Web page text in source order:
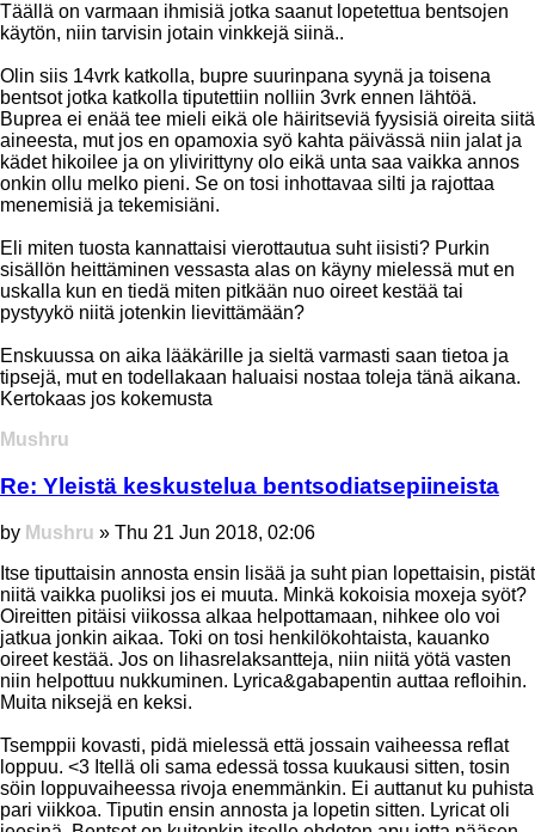
Täällä on varmaan ihmisiä jotka saanut lopetettua bentsojen
käytön, niin tarvisin jotain vinkkejä siinä..
Olin siis 14vrk katkolla, bupre suurinpana syynä ja toisena
bentsot jotka katkolla tiputettiin nolliin 3vrk ennen lähtöä.
Buprea ei enää tee mieli eikä ole häiritseviä fyysisiä oireita siitä
aineesta, mut jos en opamoxia syö kahta päivässä niin jalat ja
kädet hikoilee ja on ylivirittyny olo eikä unta saa vaikka annos
onkin ollu melko pieni. Se on tosi inhottavaa silti ja rajottaa
menemisiä ja tekemisiäni.
Eli miten tuosta kannattaisi vierottautua suht iisisti? Purkin
sisällön heittäminen vessasta alas on käyny mielessä mut en
uskalla kun en tiedä miten pitkään nuo oireet kestää tai
pystyykö niitä jotenkin lievittämään?
Enskuussa on aika lääkärille ja sieltä varmasti saan tietoa ja
tipsejä, mut en todellakaan haluaisi nostaa toleja tänä aikana.
Kertokaas jos kokemusta
Mushru
Re: Yleistä keskustelua bentsodiatsepiineista
Post
by Mushru » Thu 21 Jun 2018, 02:06
Itse tiputtaisin annosta ensin lisää ja suht pian lopettaisin, pistät
niitä vaikka puoliksi jos ei muuta. Minkä kokoisia moxeja syöt?
Oireitten pitäisi viikossa alkaa helpottamaan, nihkee olo voi
jatkua jonkin aikaa. Toki on tosi henkilökohtaista, kauanko
oireet kestää. Jos on lihasrelaksantteja, niin niitä yötä vasten
niin helpottuu nukkuminen. Lyrica&gabapentin auttaa refloihin.
Muita niksejä en keksi.
Tsemppii kovasti, pidä mielessä että jossain vaiheessa reflat
loppuu. <3 Itellä oli sama edessä tossa kuukausi sitten, tosin
söin loppuvaiheessa rivoja enemmänkin. Ei auttanut ku puhista
pari viikkoa. Tiputin ensin annosta ja lopetin sitten. Lyricat oli